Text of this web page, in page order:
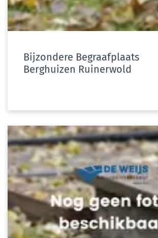
Bijzondere Begraafplaats
Berghuizen Ruinerwold